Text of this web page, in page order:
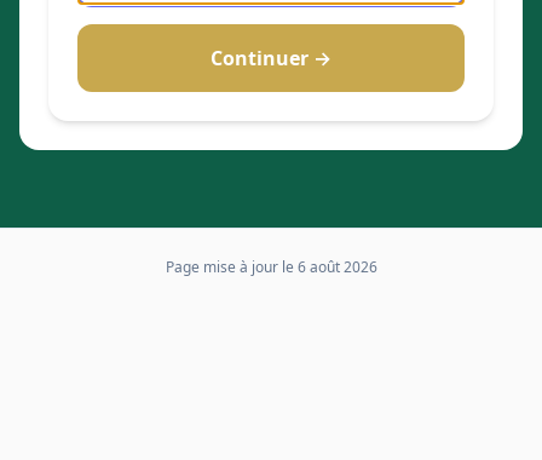
Continuer →
Page mise à jour le 6 août 2026